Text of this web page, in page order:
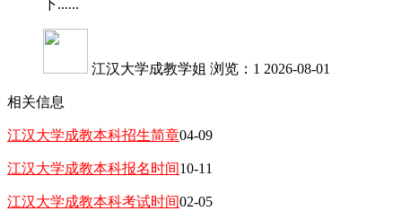
下......
江汉大学成教学姐 浏览：1 2026-08-01
相关信息
江汉大学成教本科招生简章04-09
江汉大学成教本科报名时间10-11
江汉大学成教本科考试时间02-05